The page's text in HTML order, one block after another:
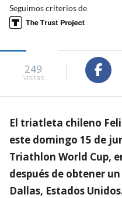
Seguimos criterios de
249
visitas
El triatleta chileno
este domingo 15 de
Triathlon World Cup,
después de obtener
Dallas, Estados